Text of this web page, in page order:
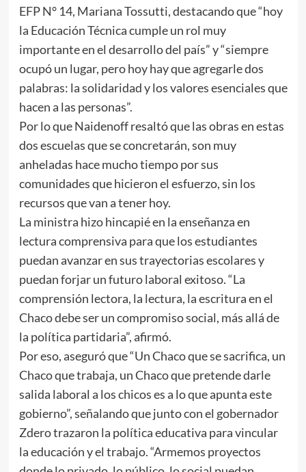
EFP N° 14, Mariana Tossutti, destacando que “hoy
la Educación Técnica cumple un rol muy
importante en el desarrollo del país” y “siempre
ocupó un lugar, pero hoy hay que agregarle dos
palabras: la solidaridad y los valores esenciales que
hacen a las personas”.
Por lo que Naidenoff resaltó que las obras en estas
dos escuelas que se concretarán, son muy
anheladas hace mucho tiempo por sus
comunidades que hicieron el esfuerzo, sin los
recursos que van a tener hoy.
La ministra hizo hincapié en la enseñanza en
lectura comprensiva para que los estudiantes
puedan avanzar en sus trayectorias escolares y
puedan forjar un futuro laboral exitoso. “La
comprensión lectora, la lectura, la escritura en el
Chaco debe ser un compromiso social, más allá de
la política partidaria”, afirmó.
Por eso, aseguró que “Un Chaco que se sacrifica, un
Chaco que trabaja, un Chaco que pretende darle
salida laboral a los chicos es a lo que apunta este
gobierno”, señalando que junto con el gobernador
Zdero trazaron la política educativa para vincular
la educación y el trabajo. “Armemos proyectos